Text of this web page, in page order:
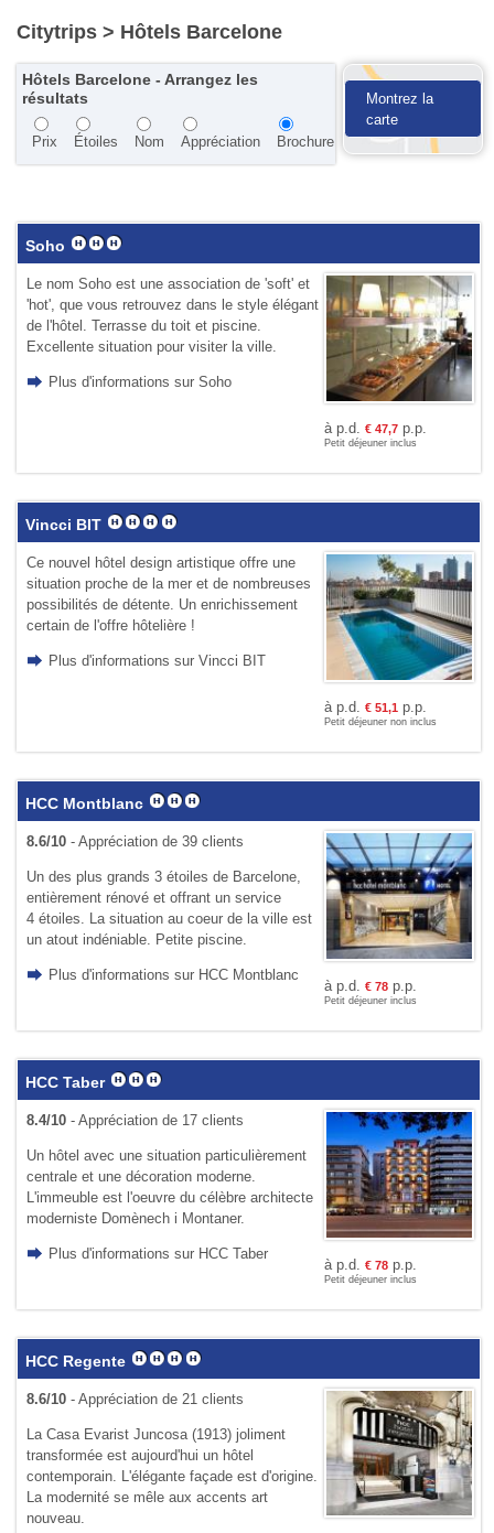
Citytrips> Hôtels Barcelone
Hôtels Barcelone - Arrangez les
résultats
Prix Étoiles Nom Appréciation Brochure
Montrez la
carte
Soho
Le nom Soho est une association de 'soft' et
'hot', que vous retrouvez dans le style élégant
de l'hôtel. Terrasse du toit et piscine.
Excellente situation pour visiter la ville.
Plus d'informations sur Soho
à p.d. € 47,7p.p.
Petit déjeuner inclus
Vincci BIT
Ce nouvel hôtel design artistique offre une
situation proche de la mer et de nombreuses
possibilités de détente. Un enrichissement
certain de l'offre hôtelière !
Plus d'informations sur Vincci BIT
à p.d. € 51,1 p.p.
Petit déjeuner non inclus
HCC Montblanc
8.6/10- Appréciation de 39 clients
Un des plus grands 3 étoiles de Barcelone,
entièrement rénové et offrant un service
4 étoiles. La situation au coeur de la ville est
un atout indéniable. Petite piscine.
Plus d'informations sur HCC Montblanc
à p.d. € 78p.p.
Petit déjeuner inclus
HCC Taber
8.4/10- Appréciation de 17 clients
Un hôtel avec une situation parti­cu­lièrement
centrale et une décoration moderne.
L'immeuble est l'oeuvre du célèbre architecte
moderniste Domènech i Montaner.
Plus d'informations sur HCC Taber
à p.d. € 78p.p.
Petit déjeuner inclus
HCC Regente
8.6/10- Appréciation de 21 clients
La Casa Evarist Juncosa (1913) joliment
transformée est aujourd'hui un hôtel
contemporain. L'élégante façade est d'origine.
La modernité se mêle aux accents art
nouveau.